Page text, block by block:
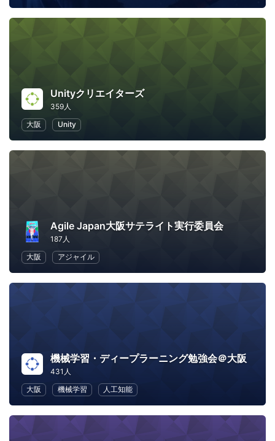
Unityクリエイターズ
359人
大阪
Unity
Agile Japan大阪サテライト実行委員会
187人
大阪
アジャイル
機械学習・ディープラーニング勉強会＠大阪
431人
大阪
機械学習 人工知能